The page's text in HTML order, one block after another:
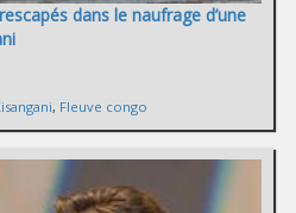
dans le naufrage d’une
, Fleuve congo